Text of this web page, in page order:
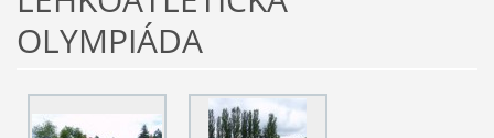
OLYMPIÁDA